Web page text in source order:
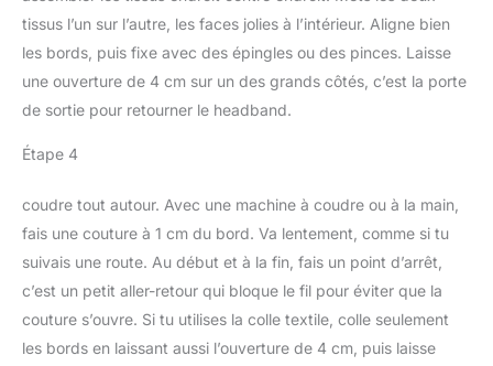
vêtements délicats
Autonettoyage et longue
durée de vie : La fonction
autonettoyante empêche
l’accumulation de
tissus l’un sur l’autre, les faces jolies à l’intérieur. Aligne bien
les bords, puis fixe avec des épingles ou des pinces. Laisse
une ouverture de 4 cm sur un des grands côtés, c’est la porte
de sortie pour retourner le headband.
Étape 4
coudre tout autour. Avec une machine à coudre ou à la main,
fais une couture à 1 cm du bord. Va lentement, comme si tu
suivais une route. Au début et à la fin, fais un point d’arrêt,
c’est un petit aller-retour qui bloque le fil pour éviter que la
couture s’ouvre. Si tu utilises la colle textile, colle seulement
les bords en laissant aussi l’ouverture de 4 cm, puis laisse